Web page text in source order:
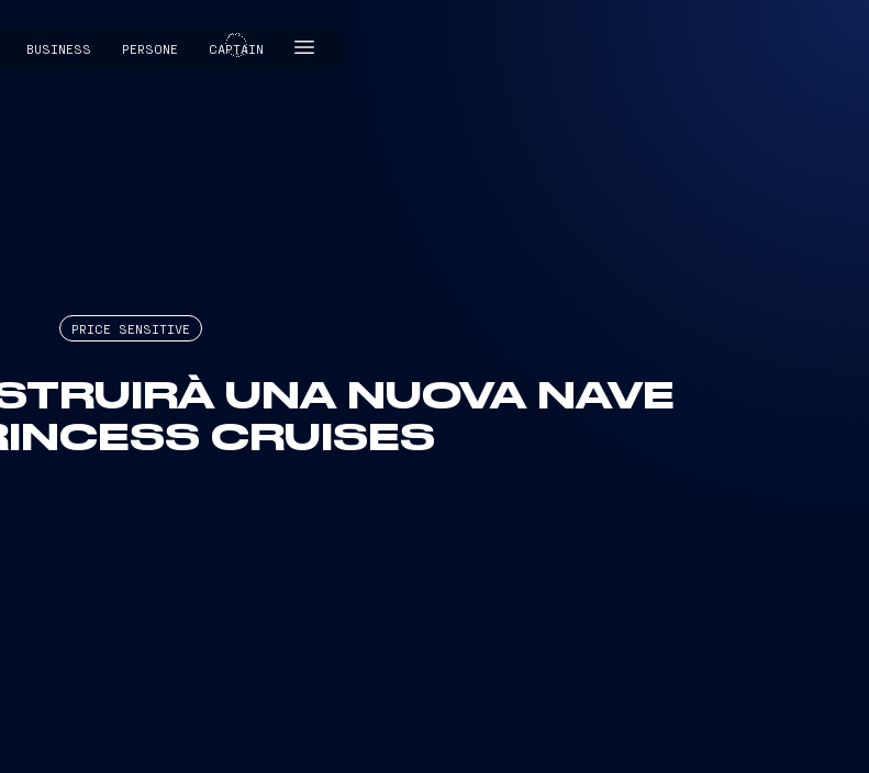
BUSINESS PERSONE CAPTAIN
CAPTAIN
PRICE SENSITIVE
UNA NUOVA NAVE
CRUISES